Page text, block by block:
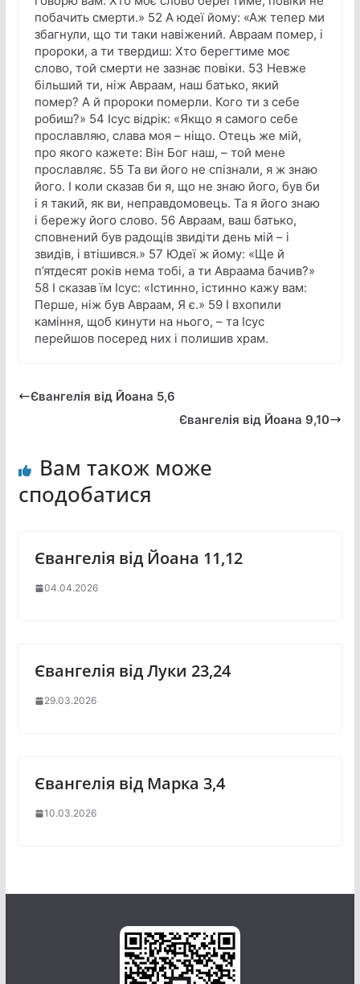
побачить смерти.» 52 А юдеї йому: «Аж тепер ми
збагнули, що ти таки навіжений. Авраам помер, і
пророки, а ти твердиш: Хто берегтиме моє
слово, той смерти не зазнає повіки. 53 Невже
більший ти, ніж Авраам, наш батько, який
помер? А й пророки померли. Кого ти з себе
робиш?» 54 Ісус відрік: «Якщо я самого себе
прославляю, слава моя – ніщо. Отець же мій,
про якого кажете: Він Бог наш, – той мене
прославляє. 55 Та ви його не спізнали, я ж знаю
його. І коли сказав би я, що не знаю його, був би
і я такий, як ви, неправдомовець. Та я його знаю
і бережу його слово. 56 Авраам, ваш батько,
сповнений був радощів звидіти день мій – і
звидів, і втішився.» 57 Юдеї ж йому: «Ще й
п’ятдесят років нема тобі, а ти Авраама бачив?»
58 І сказав їм Ісус: «Істинно, істинно кажу вам:
Перше, ніж був Авраам, Я є.» 59 І вхопили
каміння, щоб кинути на нього, – та Ісус
перейшов посеред них і полишив храм.
Євангелія від Йоана 5,6
Євангелія від Йоана 9,10
Вам також може
сподобатися
Євангелія від Йоана 11,12
04.04.2026
Євангелія від Луки 23,24
29.03.2026
Євангелія від Марка 3,4
10.03.2026